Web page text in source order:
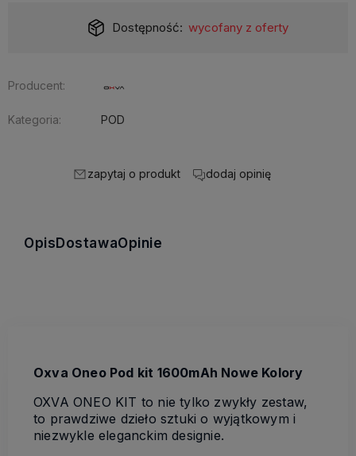
Dostępność: wycofany z oferty
Producent:
Kategoria: POD
zapytaj o produkt dodaj opinię
Opis DostawaOpinie
Oxva Oneo Pod kit 1600mAh Nowe Kolory
OXVA ONEO KIT to nie tylko zwykły zestaw,
to prawdziwe dzieło sztuki o wyjątkowym i
niezwykle eleganckim designie.